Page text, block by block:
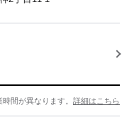
間が異なります。 詳細はこちら